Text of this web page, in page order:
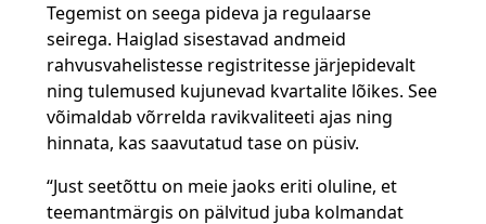
Tegemist on seega pideva ja regulaarse
seirega. Haiglad sisestavad andmeid
rahvusvahelistesse registritesse järjepidevalt
ning tulemused kujunevad kvartalite lõikes. See
võimaldab võrrelda ravikvaliteeti ajas ning
hinnata, kas saavutatud tase on püsiv.
“Just seetõttu on meie jaoks eriti oluline, et
teemantmärgis on pälvitud juba kolmandat